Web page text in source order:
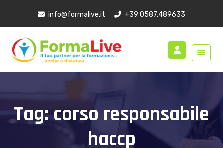
info@formalive.it +39 0587.489633
Tag:corso responsabile
haccp